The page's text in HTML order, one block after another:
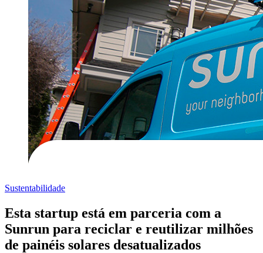
Sustentabilidade
Esta startup está em parceria com a
Sunrun para reciclar e reutilizar milhões
de painéis solares desatualizados